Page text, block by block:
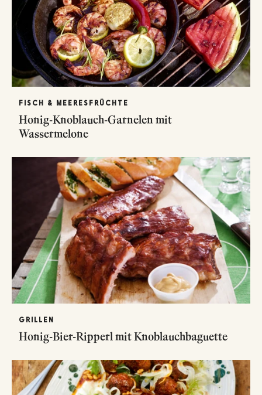
FISCH & MEERESFRÜCHTE
Honig-Knoblauch-Garnelen mit
Wassermelone
GRILLEN
Honig-Bier-Ripperl mit Knoblauchbaguette